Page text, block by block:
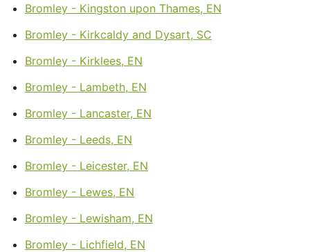
Bromley - Kingston upon Thames, EN
Bromley - Kirkcaldy and Dysart, SC
Bromley - Kirklees, EN
Bromley - Lambeth, EN
Bromley - Lancaster, EN
Bromley - Leeds, EN
Bromley - Leicester, EN
Bromley - Lewes, EN
Bromley - Lewisham, EN
Bromley - Lichfield, EN